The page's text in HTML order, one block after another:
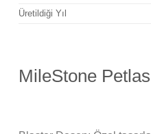
Üretildiği Yıl
MileStone